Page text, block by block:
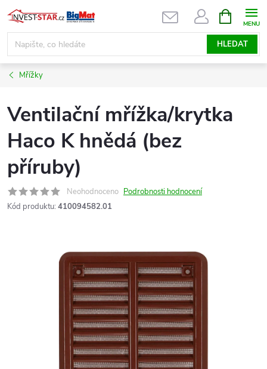
Přejít
na
obsah
HLEDAT
NÁKUPNÍ
KOŠÍK
Mřížky
Ventilační mřížka/krytka
Haco K hnědá (bez
příruby)
Neohodnoceno Podrobnosti hodnocení
Kód produktu: 410094582.01